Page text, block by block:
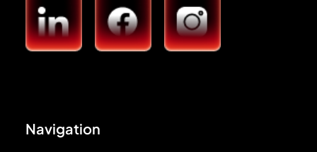
Navigation